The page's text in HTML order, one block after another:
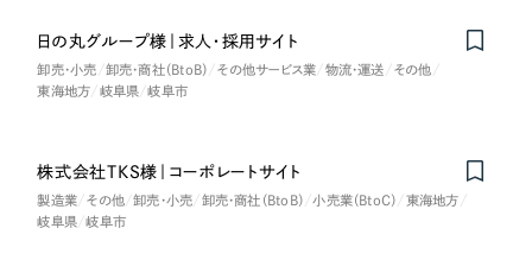
日の丸グループ様｜求人・採用サイト
卸売・小売 卸売・商社（BtoB） その他サービス業 物流・運送
その他
東海地方
岐阜県 岐阜市
株式会社TKS様｜コーポレートサイト
製造業 その他 卸売・小売 卸売・商社（BtoB） 小売業（BtoC）
東海地方
岐阜県
岐阜市